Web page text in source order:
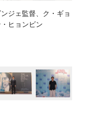
ジェ監督、ク・ギョ
ヒョンビン